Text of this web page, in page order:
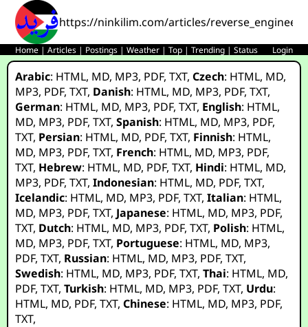
https://ninkilim.com/articles/
Home |Articles | Postings |Weather |Top |Trending |Status Login
Arabic: HTML, MD, MP3, PDF,TXT,Czech: HTML, MD,
MP3, PDF,TXT, Danish: HTML, MD, MP3, PDF,TXT,
German: HTML, MD, MP3, PDF,TXT, English: HTML,
MD, MP3, PDF,TXT,Spanish: HTML, MD, MP3, PDF,
TXT, Persian: HTML, MD, PDF,TXT, Finnish: HTML,
MD, MP3, PDF,TXT, French: HTML, MD, MP3, PDF,
TXT, Hebrew: HTML, MD, PDF,TXT, Hindi: HTML, MD,
MP3, PDF,TXT,Indonesian: HTML, MD, PDF,TXT,
Icelandic: HTML, MD, MP3, PDF,TXT,Italian: HTML,
MD, MP3, PDF,TXT, Japanese: HTML, MD, MP3, PDF,
TXT, Dutch: HTML, MD, MP3, PDF,TXT, Polish: HTML,
MD, MP3, PDF,TXT, Portuguese: HTML, MD, MP3,
PDF,TXT, Russian: HTML, MD, MP3, PDF,TXT,
Swedish: HTML, MD, MP3, PDF,TXT,Thai: HTML, MD,
PDF,TXT,Turkish: HTML, MD, MP3, PDF,TXT, Urdu:
HTML, MD, PDF,TXT,Chinese: HTML, MD, MP3, PDF,
TXT,